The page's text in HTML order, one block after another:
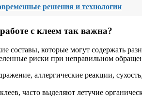
решения и технологии
с клеем так важна?
составы, которые могут содержать
риски при неправильном
аллергические реакции,
часто выделяют летучие